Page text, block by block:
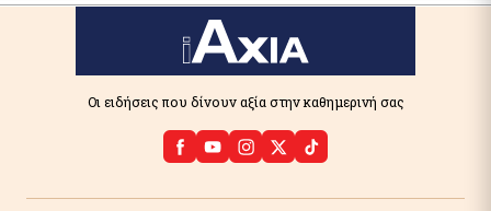
Οι ειδήσεις που δίνουν αξία στην καθημερινή σας